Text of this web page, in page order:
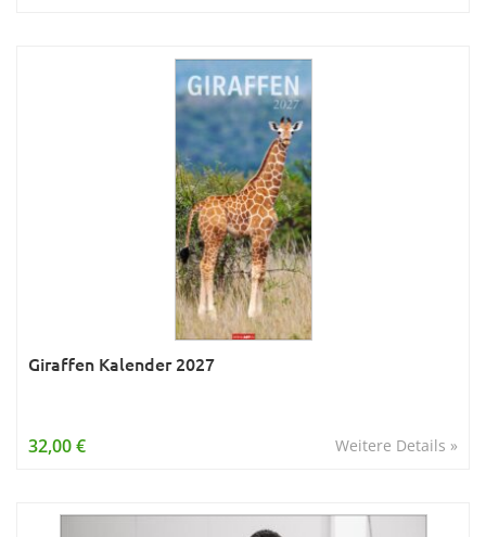
Giraffen Kalender 2027
Weitere Details »
32,00 €